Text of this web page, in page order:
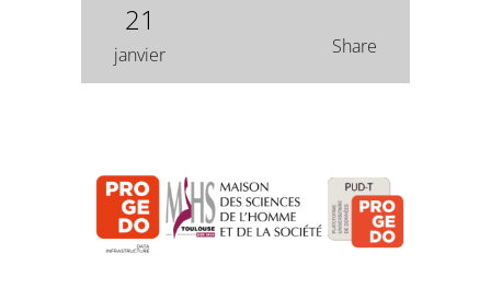
21
janvier Share